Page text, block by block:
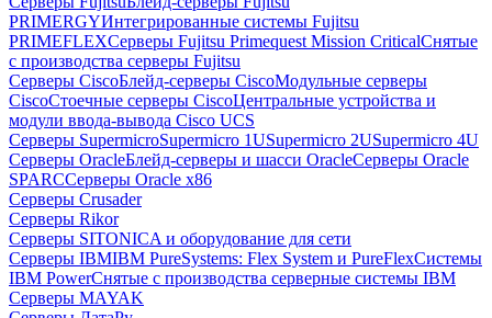
PRIMERGYИнтегрированные системы Fujitsu
PRIMEFLEXСерверы Fujitsu Primequest Mission CriticalСнятые
с производства серверы Fujitsu
Серверы CiscoБлейд-серверы CiscoМодульные серверы
CiscoСтоечные серверы CiscoЦентральные устройства и
модули ввода-вывода Cisco UCS
Серверы SupermicroSupermicro 1USupermicro 2USupermicro 4U
Серверы OracleБлейд-серверы и шасси OracleСерверы Oracle
SPARCСерверы Oracle x86
Серверы Crusader
Серверы Rikor
Серверы SITONICA и оборудование для сети
Серверы IBMIBM PureSystems: Flex System и PureFlexСистемы
IBM PowerСнятые с производства серверные системы IBM
Серверы MAYAK